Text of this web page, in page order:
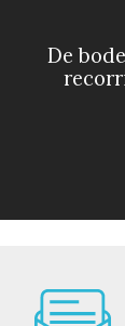
De